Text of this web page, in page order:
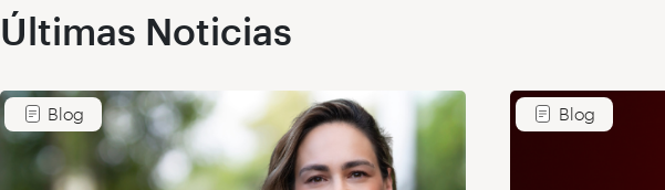
Últimas Noticias
Blog Blog